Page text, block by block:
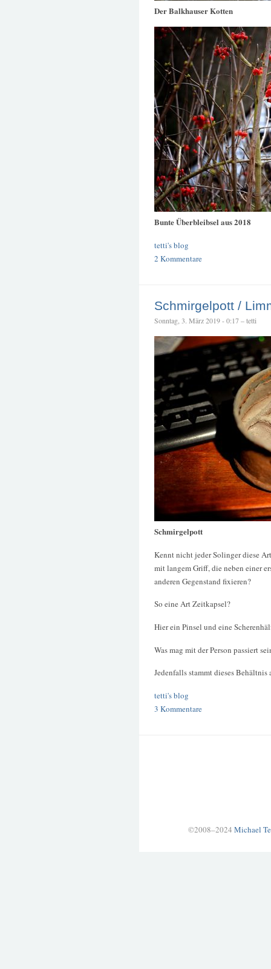
Der Balkhauser Kotten
Bunte Überbleibsel aus 2018
tetti's blog
2 Kommentare
Schmirgelpott /
Sonntag, 3. März 2019 - 0:17 – tetti
Schmirgelpott
Kennt nicht jeder Solinger diese
mit langem Griff, die neben einer
anderen Gegenstand fixieren?
So eine Art Zeitkapsel?
Hier ein Pinsel und eine
Was mag mit der Person passiert
Jedenfalls stammt dieses
tetti's blog
3 Kommentare
©2008–2024 Michael